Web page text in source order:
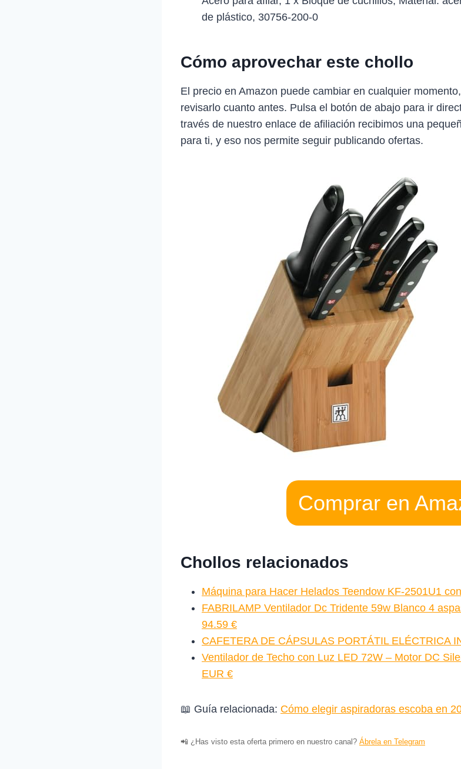
de plástico, 30756-200-0
Cómo aprovechar este chollo
El precio en Amazon puede cambiar en cualquier
revisarlo cuanto antes. Pulsa el botón de abajo para ir
través de nuestro enlace de afiliación recibimos una
para ti, y eso nos permite seguir publicando ofertas.
Comprar en
Chollos relacionados
Máquina para Hacer Helados Teendow KF-2501U1
FABRILAMP Ventilador Dc Tridente 59w Blanco 4
94.59 €
CAFETERA DE CÁPSULAS PORTÁTIL ELÉCTRICA
Ventilador de Techo con Luz LED 72W – Motor DC
EUR €
📖 Guía relacionada: Cómo elegir aspiradoras escoba en
📲 ¿Has visto esta oferta primero en nuestro canal? Ábrela en Telegram